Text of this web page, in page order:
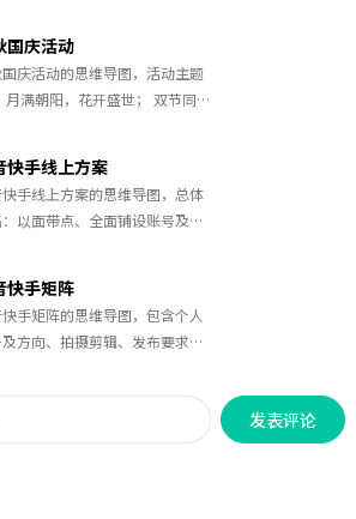
国庆活动
庆活动的思维导图，活动主题
秋来漫山红，假期玩不
快手线上方案
手线上方案的思维导图，总体
以面带点、全面铺设账号及视
累粉丝及流量权限、进行变现
带货。
快手矩阵
手矩阵的思维导图，包含个人
方向、拍摄剪辑、发布要求、
帮助。
发表评论